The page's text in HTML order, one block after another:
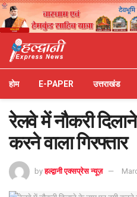
होम E-PAPER उत्तराखंड
रेलवे में नौकरी
करने वाला गिरफ्तार
by हल्द्वानी एक्सप्रेस न्यूज़